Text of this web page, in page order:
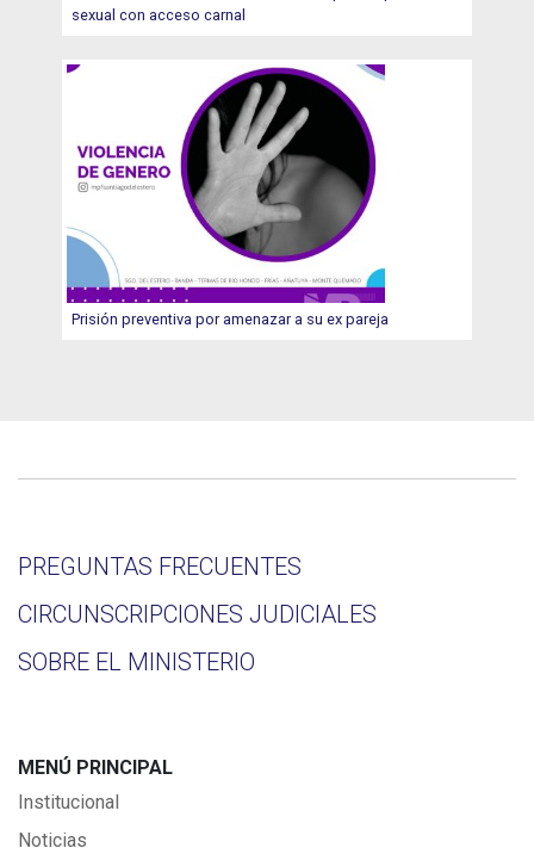
sexual con acceso carnal
Prisión preventiva por amenazar a su ex pareja
PREGUNTAS FRECUENTES
CIRCUNSCRIPCIONES JUDICIALES
SOBRE EL MINISTERIO
MENÚ PRINCIPAL
Institucional
Noticias